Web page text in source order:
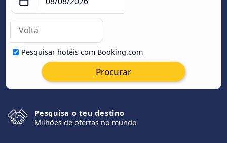
Pesquisar hotéis com Booking.com
Procurar
Pesquisa o teu destino
Milhões de ofertas no mundo